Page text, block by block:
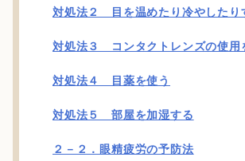
対処法２ 目を温めたり冷やしたり
対処法３ コンタクトレンズの使用
対処法４ 目薬を使う
対処法５ 部屋を加湿する
２－２．眼精疲労の予防法